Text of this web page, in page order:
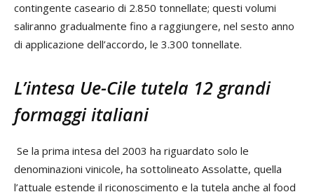
contingente caseario di 2.850 tonnellate; questi volumi
saliranno gradualmente fino a raggiungere, nel sesto anno
di applicazione dell’accordo, le 3.300 tonnellate.
L’intesa Ue-Cile tutela 12 grandi
formaggi italiani
Se la prima intesa del 2003 ha riguardato solo le
denominazioni vinicole, ha sottolineato Assolatte, quella
l’attuale estende il riconoscimento e la tutela anche al food